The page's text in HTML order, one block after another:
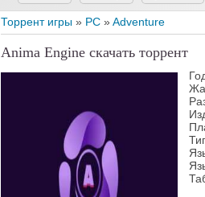
Торрент игры » PC »Adventure
Anima Engine скачать торрент